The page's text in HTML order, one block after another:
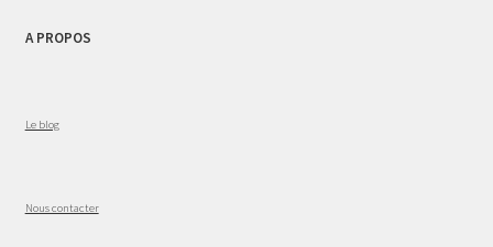
A PROPOS
Le blog
Nous contacter